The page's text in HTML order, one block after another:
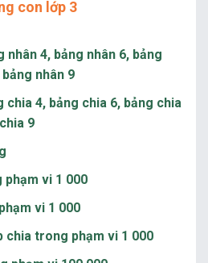
con lớp 3
nhân 4, bảng nhân 6, bảng
nhân 9
chia 4, bảng chia 6, bảng chia
9
phạm vi 1 000
vi 1 000
chia trong phạm vi 1 000